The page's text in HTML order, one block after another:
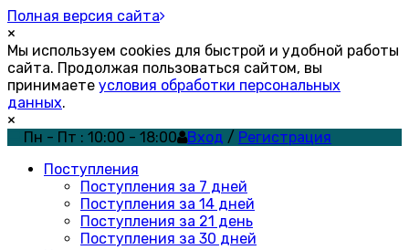
Полная версия сайта
×
Мы используем cookies для быстрой и удобной работы
сайта. Продолжая пользоваться сайтом, вы
принимаете условия обработки персональных
данных.
×
Пн - Пт : 10:00 - 18:00
Вход / Регистрация
Поступления
Поступления за 7 дней
Поступления за 14 дней
Поступления за 21 день
Поступления за 30 дней